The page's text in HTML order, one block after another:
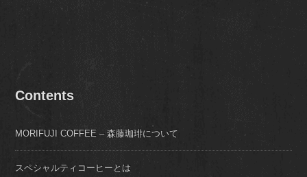
Contents
MORIFUJI COFFEE – 森藤珈琲について
スペシャルティコーヒーとは